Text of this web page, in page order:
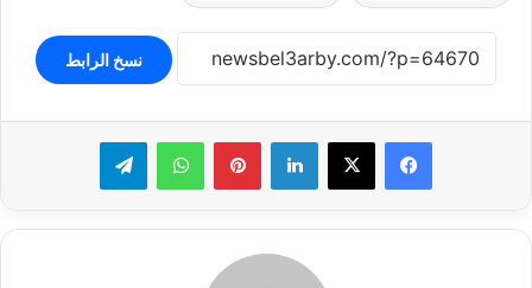
نسخ الرابط
لينكدإن بينتيريستواتساب تيلقرام